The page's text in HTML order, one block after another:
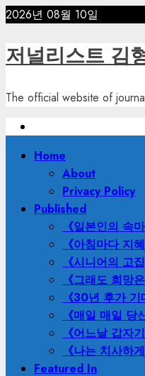
Skip
content
2026년 08월 10일
저널리스트 김
The official website of
PrimaryHome
About
Privacy Policy
Published
《일본인의 속
《아침마다 지혜
《시니어의 고
《그래도 희망
《30년 후가 기
《매일 매일 당
《어느날 갑자
《나는 치사하
Featured In